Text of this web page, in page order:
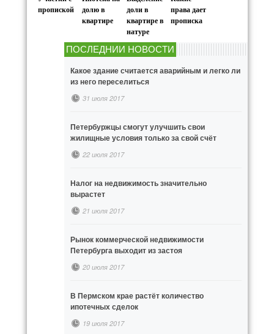
пропиской
долю в
квартире
доли в
квартире в
натуре
права дает
прописка
ПОСЛЕДНИИ НОВОСТИ
Какое здание считается аварийным и легко ли
из него переселиться
31 июля 2017
Петербуржцы смогут улучшить свои
жилищные условия только за свой счёт
22 июля 2017
Налог на недвижимость значительно
вырастет
21 июля 2017
Рынок коммерческой недвижимости
Петербурга выходит из застоя
20 июля 2017
В Пермском крае растёт количество
ипотечных сделок
19 июля 2017